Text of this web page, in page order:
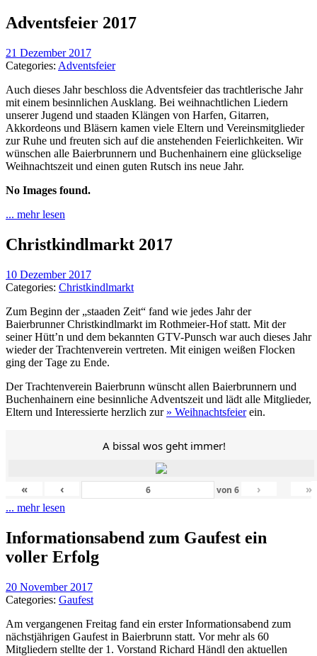
Adventsfeier 2017
21 Dezember 2017
Categories: Adventsfeier
Auch dieses Jahr beschloss die Adventsfeier das trachtlerische Jahr
mit einem besinnlichen Ausklang. Bei weihnachtlichen Liedern
unserer Jugend und staaden Klängen von Harfen, Gitarren,
Akkordeons und Bläsern kamen viele Eltern und Vereinsmitglieder
zur Ruhe und freuten sich auf die anstehenden Feierlichkeiten. Wir
wünschen alle Baierbrunnern und Buchenhainern eine glückselige
Weihnachtszeit und einen guten Rutsch ins neue Jahr.
No Images found.
... mehr lesen
Christkindlmarkt 2017
10 Dezember 2017
Categories: Christkindlmarkt
Zum Beginn der „staaden Zeit“ fand wie jedes Jahr der
Baierbrunner Christkindlmarkt im Rothmeier-Hof statt. Mit der
seiner Hütt’n und dem bekannten GTV-Punsch war auch dieses Jahr
wieder der Trachtenverein vertreten. Mit einigen weißen Flocken
ging der Tage zu Ende.
Der Trachtenverein Baierbrunn wünscht allen Baierbrunnern und
Buchenhainern eine besinnliche Adventszeit und lädt alle Mitglieder,
Eltern und Interessierte herzlich zur » Weihnachtsfeierein.
A bissal wos geht immer!
« ‹ von6 › »
... mehr lesen
Informationsabend zum Gaufest ein
voller Erfolg
20 November 2017
Categories: Gaufest
Am vergangenen Freitag fand ein erster Informationsabend zum
nächstjährigen Gaufest in Baierbrunn statt. Vor mehr als 60
Mitgliedern stellte der 1. Vorstand Richard Händl den aktuellen